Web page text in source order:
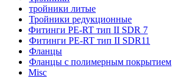
тройники литые
Тройники редукционные
Фитинги PE-RT тип II SDR 7
Фитинги PE-RT тип II SDR11
Фланцы
Фланцы с полимерным покрытием
Misc